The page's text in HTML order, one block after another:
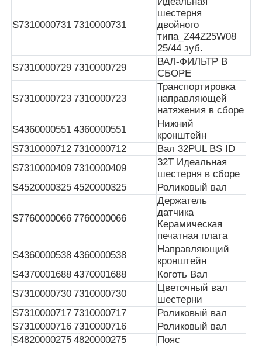
Пост-машина
Запасные части для банкоматов
Банкомат
Переработчик монет
S7310000731 7310000731
шестерня
двойного
типа_Z44Z25W08
25/44 зуб.
S7310000729 7310000729
ВАЛ-ФИЛЬТР В
СБОРЕ
S7310000723 7310000723
Транспортировка
направляющей
натяжения в сборе
S4360000551 4360000551
Нижний
кронштейн
S7310000712 7310000712
Вал 32PUL BS ID
S7310000409 7310000409
32T Идеальная
шестерня в сборе
S4520000325 4520000325 Роликовый вал
S7760000066 7760000066
Держатель
датчика
Керамическая
печатная плата
S4360000538 4360000538
Направляющий
кронштейн
S4370001688 4370001688
Коготь Вал
S7310000730 7310000730
Цветочный вал
шестерни
S7310000717 7310000717
Роликовый вал
S7310000716 7310000716
Роликовый вал
S4820000275 4820000275
Пояс